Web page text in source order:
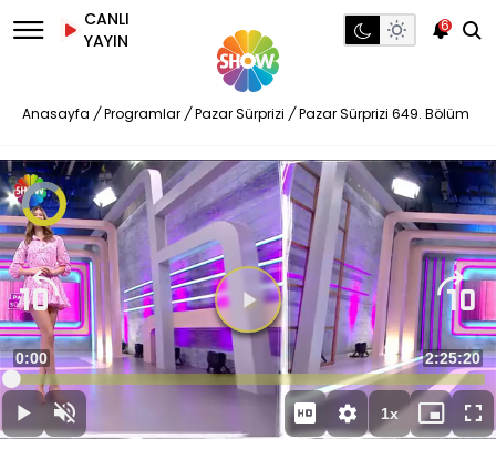
CANLI
YAYIN
6
Anasayfa / Programlar / Pazar Sürprizi / Pazar Sürprizi 649. Bölüm
Video
Oynatıcısı
yükleniyor.
Videoyu
Oynat
OynatSesi
Aç
Süre
0:00 Toplam
Süre
2:25:20
Yüklendi:
0.07%
1xOynatma
Hızı
Mini
oynatıcı